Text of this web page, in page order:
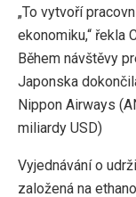
„To vytvoří
ekonomiku,“ řekla
Během návštěvy
Japonska
Nippon Airways
miliardy USD)
Vyjednávání o
založená na